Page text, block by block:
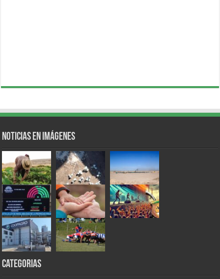
Noticias en Imágenes
Categorias